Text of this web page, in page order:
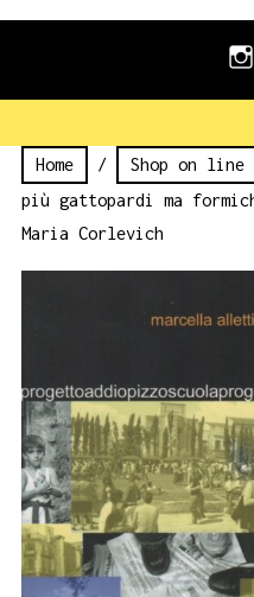
Home / Shop on line
più gattopardi ma
Maria Corlevich